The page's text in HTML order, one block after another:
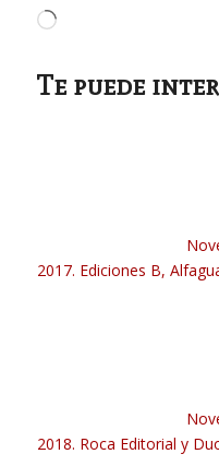
Cargando...
Te puede
2017. Ediciones B,
2018. Roca Editorial y